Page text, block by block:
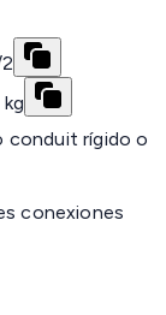
conduit rígido o
conexiones